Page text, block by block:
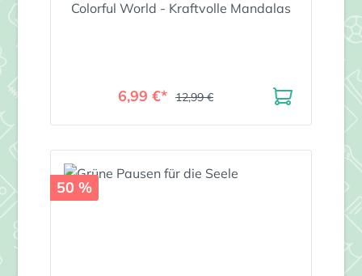
Colorful World - Kraftvolle Mandalas
6,99 €* 12,99 €
50 %